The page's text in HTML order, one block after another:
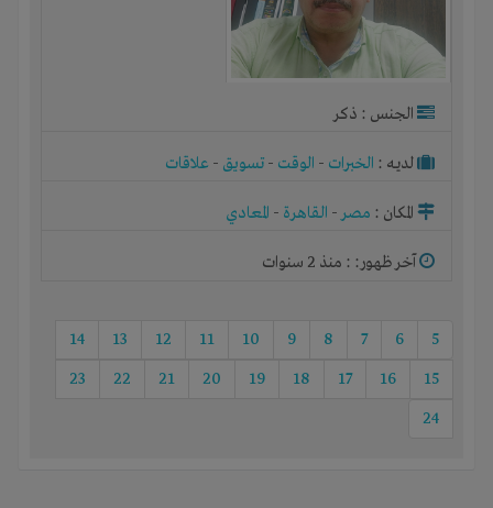
الجنس : ذكر
لديـه : الخبرات - الوقت - تسويق - علاقات
المكان : مصر- القاهرة - المعادي
آخر ظهور: : منذ 2 سنوات
5
6
7
8
9
10
11
12
13
14
15
16
17
18
19
20
21
22
23
24